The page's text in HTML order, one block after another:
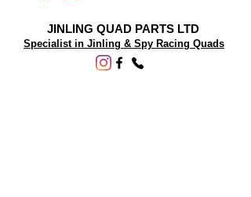
JINLING QUAD PARTS LTD
Specialist in Jinling & Spy Racing Quads